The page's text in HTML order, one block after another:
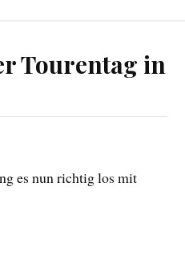
Tourentag in
es nun richtig los mit